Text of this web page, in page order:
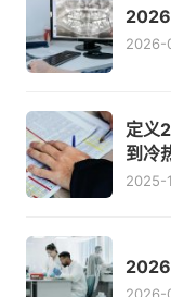
2026
2026-
定义
到冷
2025-
2026
2026-